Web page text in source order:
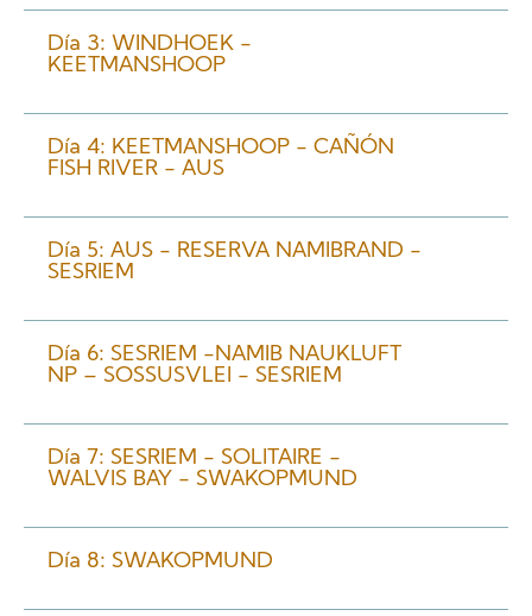
Día 3: WINDHOEK -
KEETMANSHOOP
Día 4: KEETMANSHOOP - CAÑÓN
FISH RIVER - AUS
Día 5: AUS - RESERVA NAMIBRAND -
SESRIEM
Día 6: SESRIEM -NAMIB NAUKLUFT
NP – SOSSUSVLEI - SESRIEM
Día 7: SESRIEM - SOLITAIRE -
WALVIS BAY - SWAKOPMUND
Día 8: SWAKOPMUND